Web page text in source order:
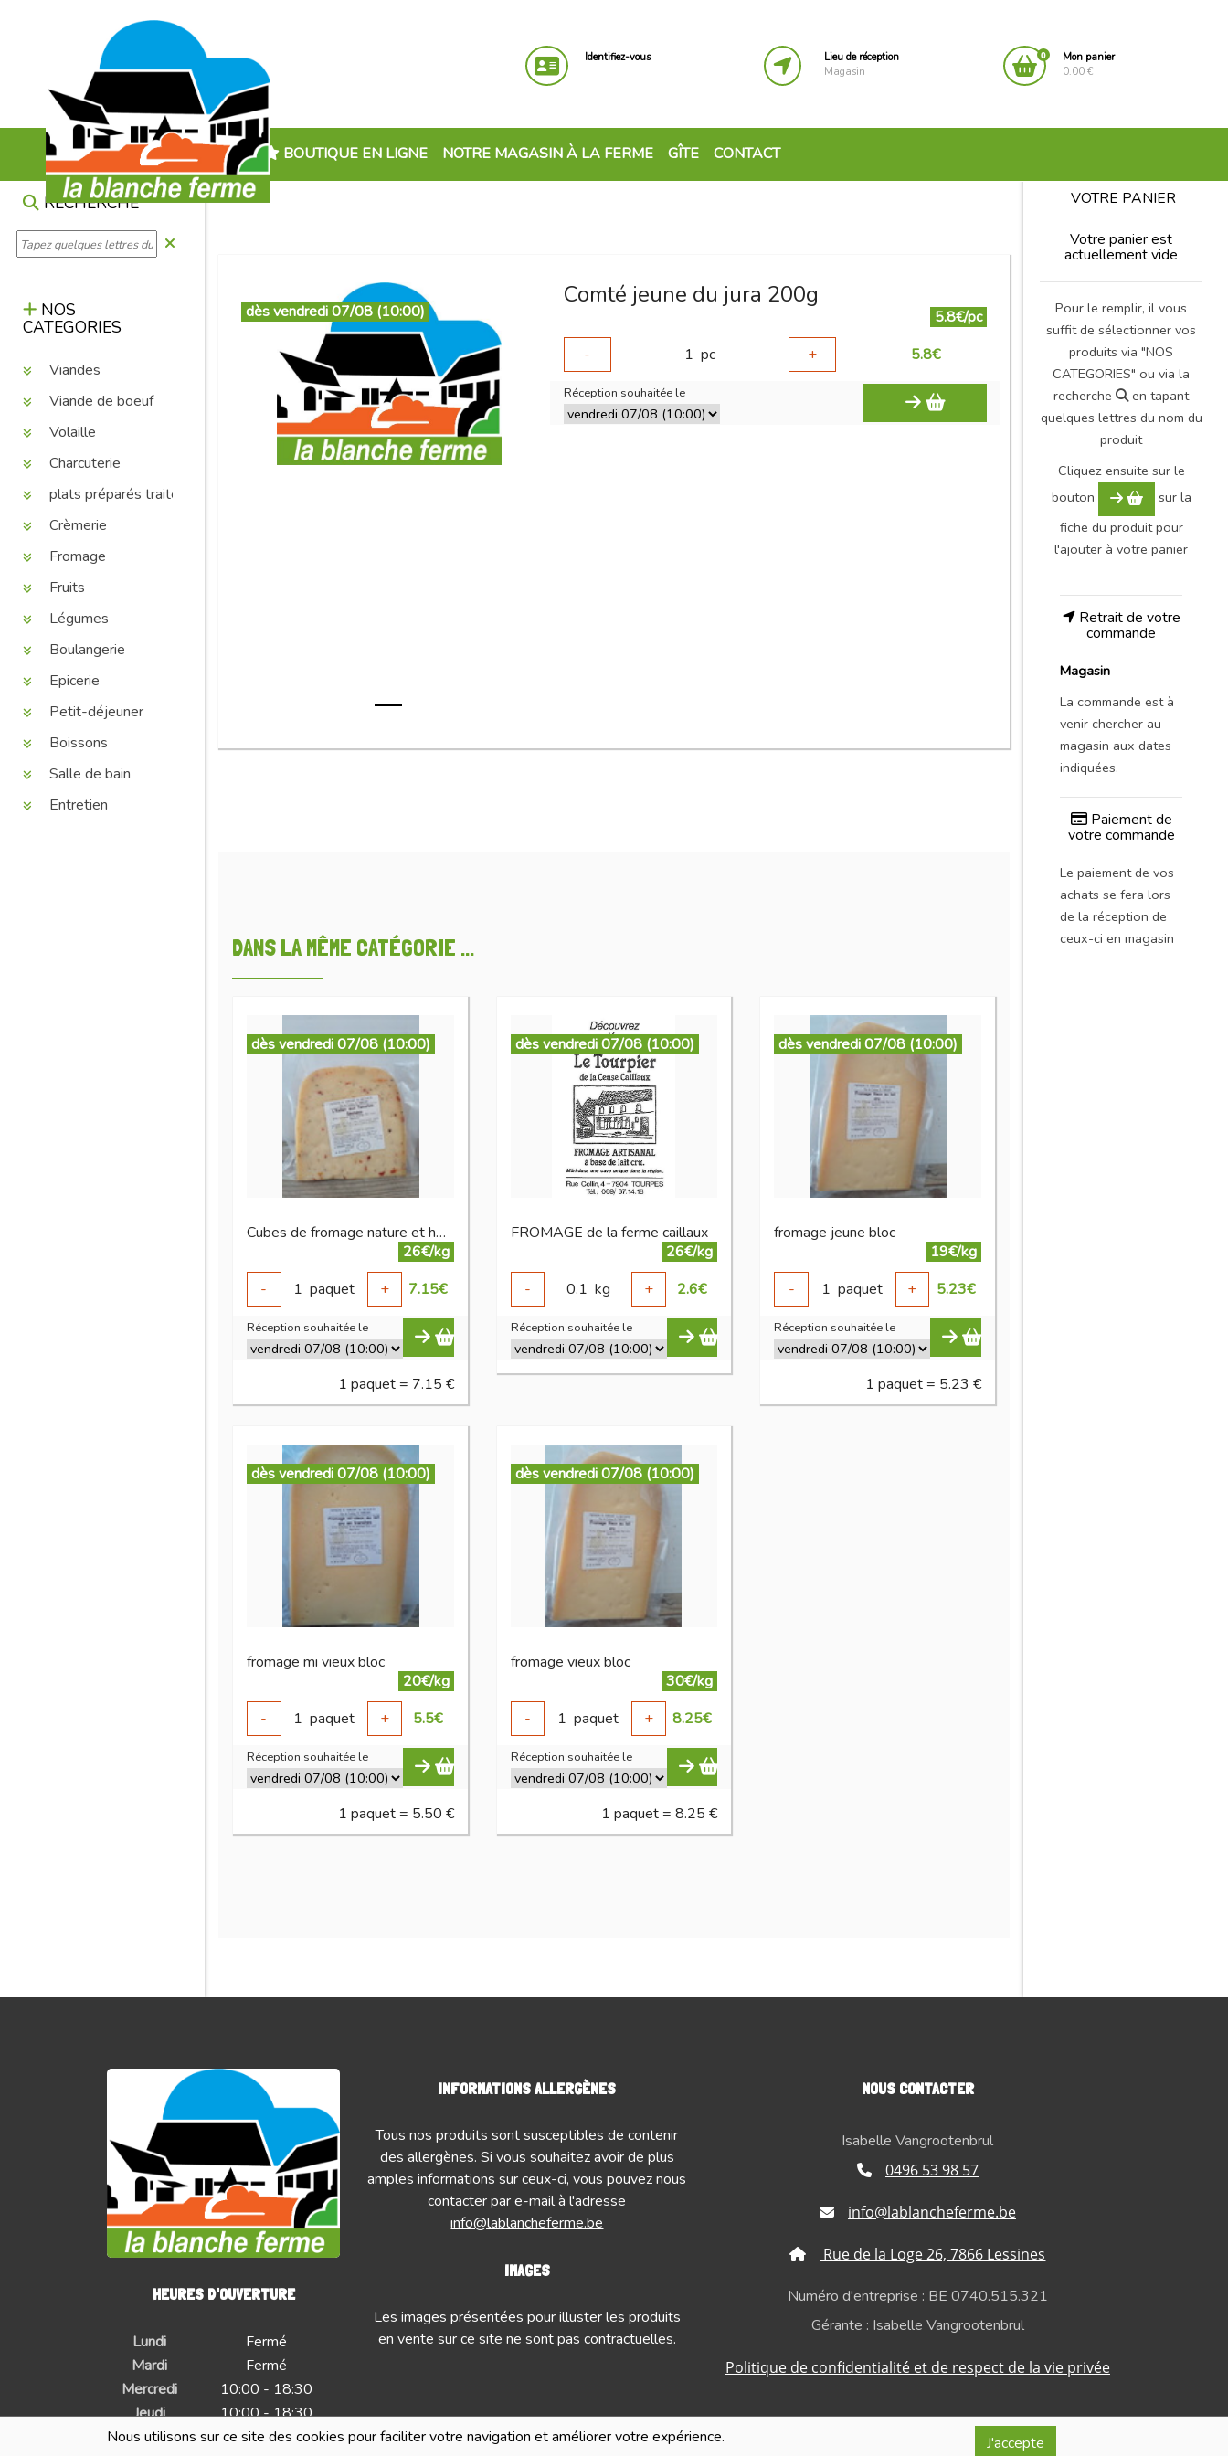
Nous utilisons sur ce site des cookies pour faciliter votre navigation et améliorer votre expérience. J'accepte
Identifiez-vous
Lieu de réception
Magasin
0
Mon panier
0.00 €
BOUTIQUE EN LIGNE NOTRE MAGASIN À LA FERME GÎTE CONTACT
RECHERCHE
NOS
CATEGORIES
Viandes
Viande de boeuf
Volaille
Charcuterie
plats préparés traiteur
Crèmerie
Fromage
Fruits
Légumes
Boulangerie
Epicerie
Petit-déjeuner
Boissons
Salle de bain
Entretien
dès vendredi 07/08 (10:00)
Comté jeune du jura 200g
5.8€/pc
-
1 pc + 5.8€
Réception souhaitée le
DANS LA MÊME CATÉGORIE ...
dès vendredi 07/08 (10:00)
Cubes de fromage nature et herbes
26€/kg
-
1 paquet + 7.15€
Réception souhaitée le
1 paquet = 7.15 €
dès vendredi 07/08 (10:00)
FROMAGE de la ferme caillaux
26€/kg
-
0.1 kg + 2.6€
Réception souhaitée le
dès vendredi 07/08 (10:00)
fromage jeune bloc
19€/kg
-
1 paquet + 5.23€
Réception souhaitée le
1 paquet = 5.23 €
dès vendredi 07/08 (10:00)
fromage mi vieux bloc
20€/kg
-
1 paquet + 5.5€
Réception souhaitée le
1 paquet = 5.50 €
dès vendredi 07/08 (10:00)
fromage vieux bloc
30€/kg
-
1 paquet + 8.25€
Réception souhaitée le
1 paquet = 8.25 €
VOTRE PANIER
Votre panier est
actuellement vide
Pour le remplir, il vous
suffit de sélectionner vos
produits via "NOS
CATEGORIES" ou via la
recherche
en tapant
quelques lettres du nom du
produit
Cliquez ensuite sur le
bouton
sur la
fiche du produit pour
l'ajouter à votre panier
Retrait de votre
commande
Magasin
La commande est à
venir chercher au
magasin aux dates
indiquées.
Paiement de
votre commande
Le paiement de vos
achats se fera lors
de la réception de
ceux-ci en magasin
HEURES D'OUVERTURE
Lundi
Fermé
Mardi
Fermé
Mercredi
10:00 - 18:30
Jeudi
10:00 - 18:30
Vendredi
10:00 - 18:30
INFORMATIONS ALLERGÈNES
Tous nos produits sont susceptibles de contenir
des allergènes. Si vous souhaitez avoir de plus
amples informations sur ceux-ci, vous pouvez nous
contacter par e-mail à l'adresse
info@lablancheferme.be
IMAGES
Les images présentées pour illuster les produits
en vente sur ce site ne sont pas contractuelles.
NOUS CONTACTER
Isabelle Vangrootenbrul
0496 53 98 57
info@lablancheferme.be
Rue de la Loge 26, 7866 Lessines
Numéro d'entreprise : BE 0740.515.321
Gérante : Isabelle Vangrootenbrul
Politique de confidentialité et de respect de la vie privée